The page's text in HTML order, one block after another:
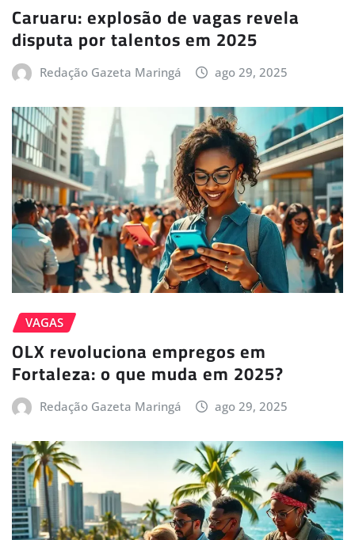
Caruaru: explosão de vagas revela
disputa por talentos em 2025
Redação Gazeta Maringá ago 29, 2025
VAGAS
OLX revoluciona empregos em
Fortaleza: o que muda em 2025?
Redação Gazeta Maringá ago 29, 2025